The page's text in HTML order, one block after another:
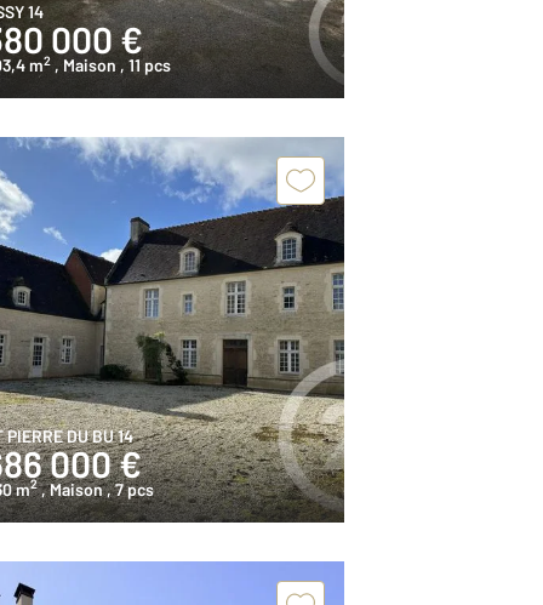
14
000 €
m2 , Maison , 11 pcs
PIERRE DU BU 14
000 €
m2 , Maison, 7 pcs